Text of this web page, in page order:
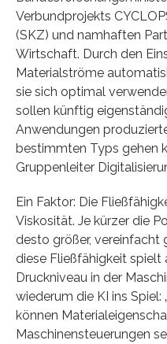
Verbundprojekts
(SKZ) und namhaften
Wirtschaft. Durch den
Materialströme
sie sich optimal
sollen künftig
Anwendungen
bestimmten Typs gehen
Gruppenleiter
Ein Faktor: Die
Viskosität. Je kürzer die
desto größer, vereinfacht
diese Fließfähigkeit spielt
Druckniveau in der
wiederum die KI ins
können
Maschinensteuerungen